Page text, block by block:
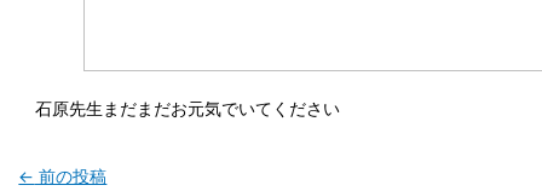
石原先生まだまだお元気でいてください
← 前の投稿